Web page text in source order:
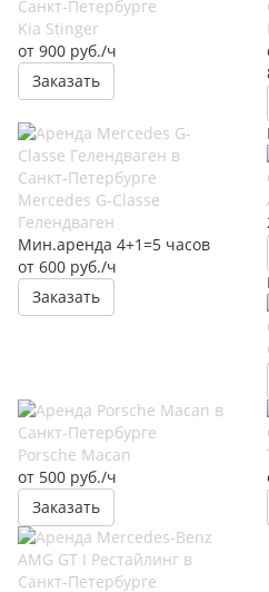
Kia Stinger
от 900 руб./ч
Заказать
Mercedes G-Classe
Гелендваген
Мин.аренда 4+1=5 часов
от 600 руб./ч
Заказать
Porsche Macan
от 500 руб./ч
Заказать